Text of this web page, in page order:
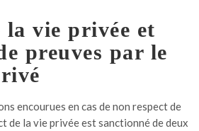
la vie privée et
preuves par le
encourues en cas de non respect de
de la vie privée est sanctionné de deux